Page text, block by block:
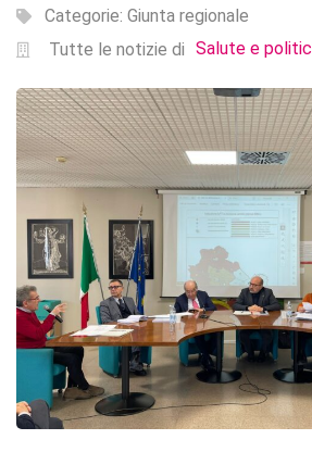
Categorie: Giunta regionale
Tutte le notizie di Salute e